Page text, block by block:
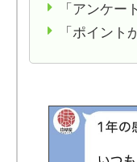
「アンケー
「ポイント